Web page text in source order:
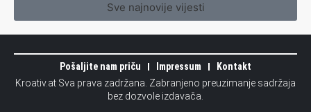
Sve najnovije vijesti
Pošaljite nam priču Impressum
Kontakt
Kroativ.at Sva prava zadržana. Zabranjeno preuzimanje sadržaja
bez dozvole izdavača.